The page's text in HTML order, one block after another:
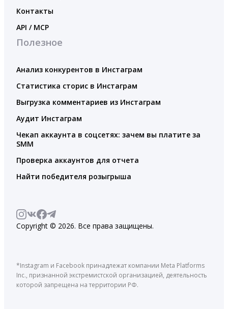
Контакты
API / MCP
Полезное
Анализ конкурентов в Инстаграм
Статистика сторис в Инстаграм
Выгрузка комментариев из Инстаграм
Аудит Инстаграм
Чекап аккаунта в соцсетях: зачем вы платите за
SMM
Проверка аккаунтов для отчета
Найти победителя розыгрыша
Copyright © 2026. Все права защищены.
*Instagram и Facebook принадлежат компании Meta Platforms
Inc., признанной экстремистской организацией, деятельность
которой запрещена на территории РФ.